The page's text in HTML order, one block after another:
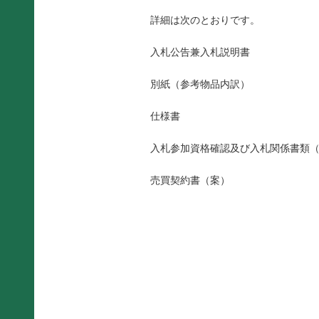
詳細は次のとおりです。
入札公告兼入札説明書
別紙（参考物品内訳）
仕様書
入札参加資格確認及び入札関係書類
売買契約書（案）